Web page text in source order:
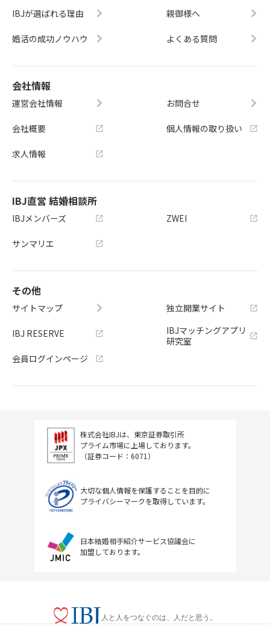
IBJが選ばれる理由
婚活の成功ノウハウ
親御様へ
よくある質問
会社情報
運営会社情報
会社概要
求人情報
お問合せ
個人情報の取り扱い
IBJ直営 結婚相談所
IBJメンバーズ
サンマリエ
ZWEI
その他
サイトマップ
IBJ RESERVE
会員ログインページ
独立開業サイト
IBJマッチングアプリ
研究室
株式会社IBJは、東京証券取引所
プライム市場に上場しております。
（証券コード：6071）
大切な個人情報を保護することを目的に
プライバシーマークを取得しています。
日本結婚相手紹介サービス協議会に
加盟しております。
人と人をつなぐのは、人だと思う。